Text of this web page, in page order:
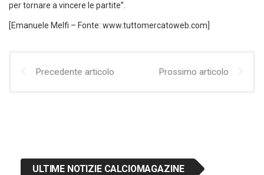
per tornare a vincere le partite”.
[Emanuele Melfi – Fonte: www.tuttomercatoweb.com]
Precedente articolo Prossimo articolo
ULTIME NOTIZIE CALCIOMAGAZINE